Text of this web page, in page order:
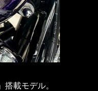
載モデル。